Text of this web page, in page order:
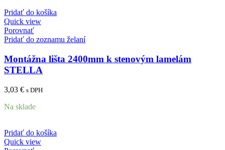
Pridať do košíka
Quick view
Porovnať
Pridať do zoznamu želaní
Montážna lišta 2400mm k stenovým lamelám
STELLA
3,03 € s DPH
Na sklade
Pridať do košíka
Quick view